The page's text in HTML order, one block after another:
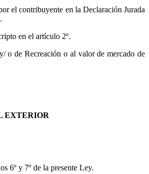
el contribuyente en la Declaración Jurada
en el artículo 2º.
o de Recreación o al valor de mercado de
EXTERIOR
6º y 7º de la presente Ley.